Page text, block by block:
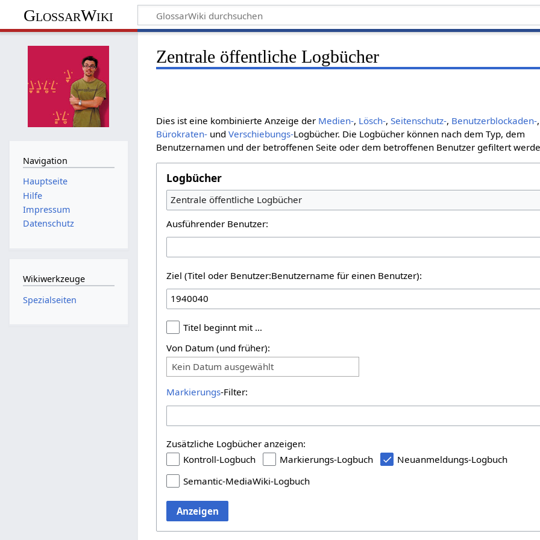
GlossarWiki
Zentrale öffentliche Logbücher
Dies ist eine kombinierte Anzeige der Medien-, Lösch-,Seitenschutz-, Benutzerblockaden-,
Bürokraten- undVerschiebungs-Logbücher. Die Logbücher können nach dem Typ, dem
Benutzernamen und der betroffenen Seite oder dem betroffenen Benutzer gefiltert
Logbücher
Zentrale öffentliche Logbücher
Ausführender Benutzer:
Ziel (Titel oder Benutzer:Benutzername für einen Benutzer):
Titel beginnt mit …
Von Datum (und früher):
Kein Datum ausgewählt
Markierungs-Filter:
Zusätzliche Logbücher anzeigen:
Kontroll-Logbuch
Markierungs-Logbuch
Neuanmeldungs-Logbuch
Semantic-MediaWiki-Logbuch
Anzeigen
Navigation
Hauptseite
Hilfe
Impressum
Datenschutz
Wikiwerkzeuge
Spezialseiten